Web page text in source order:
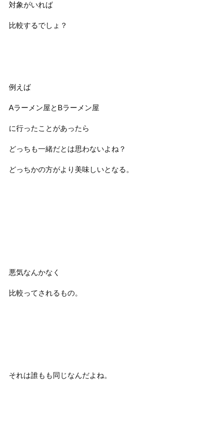
対象がいれば
比較するでしょ？
例えば
Aラーメン屋とBラーメン屋
に行ったことがあったら
どっちも一緒だとは思わないよね？
どっちかの方がより美味しいとなる。
悪気なんかなく
比較ってされるもの。
それは誰もも同じなんだよね。